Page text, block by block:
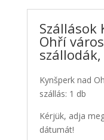
Szállások
Ohří
Kynšperk nad
szállás: 1 db
Kérjük, adja
dátumát!